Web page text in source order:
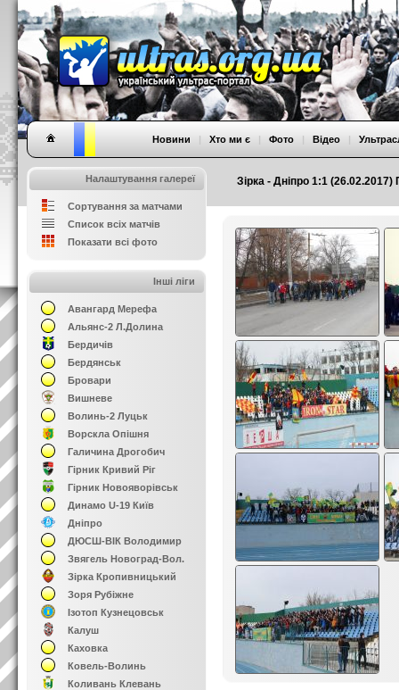
Зірка - Дніпро 1:1 (26.02.2017)
Новини | Хто ми є | Фото | Відео |
Налаштування галереї
Сортування за матчами
Список всіх матчів
Показати всі фото
Інші ліги
Авангард Мерефа
Альянс-2 Л.Долина
Бердичів
Бердянськ
Бровари
Вишневе
Волинь-2 Луцьк
Ворскла Опішня
Галичина Дрогобич
Гірник Кривий Ріг
Гірник Новояворівськ
Динамо U-19 Київ
Дніпро
ДЮСШ-ВІК Володимир
Звягель Новоград-Вол.
Зірка Кропивницький
Зоря Рубіжне
Ізотоп Кузнецовськ
Калуш
Каховка
Ковель-Волинь
Коливань Клевань